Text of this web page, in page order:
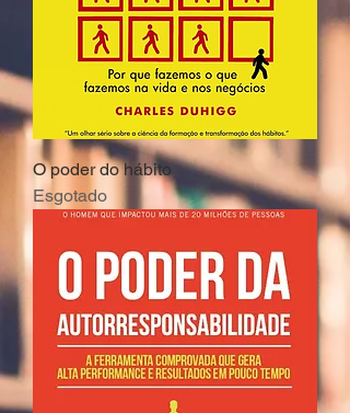
O poder do hábito
Esgotado